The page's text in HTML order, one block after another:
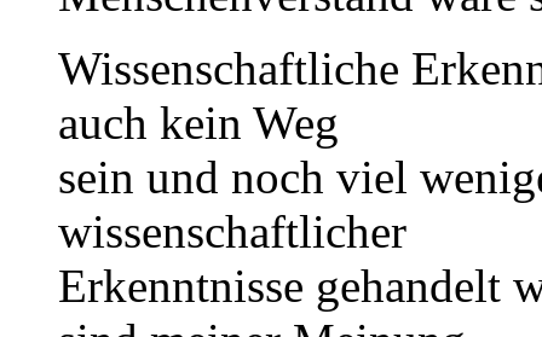
Wissenschaftliche
auch kein Weg
sein und noch viel
wissenschaftlicher
Erkenntnisse gehandelt